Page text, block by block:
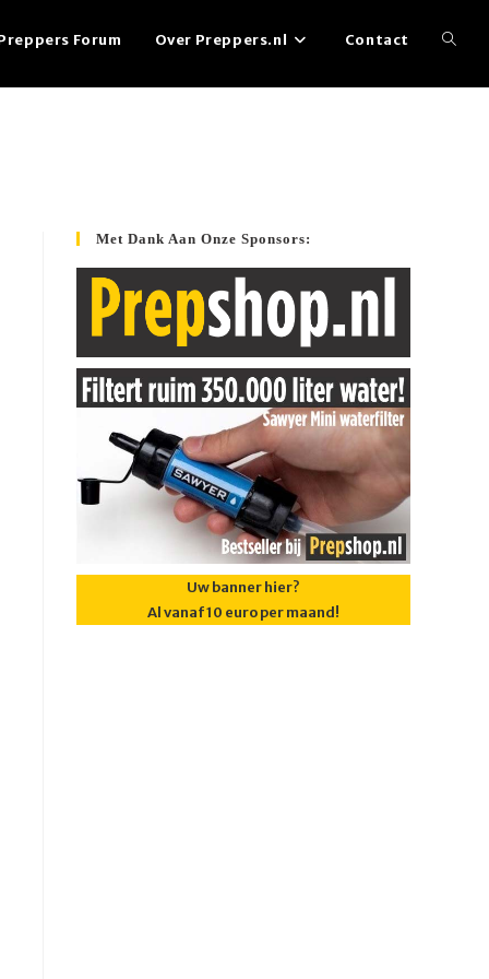
Forum Over Preppers.nl Contact
Met Dank Aan Onze Sponsors:
Uw banner hier?
Al vanaf 10 euro per maand!